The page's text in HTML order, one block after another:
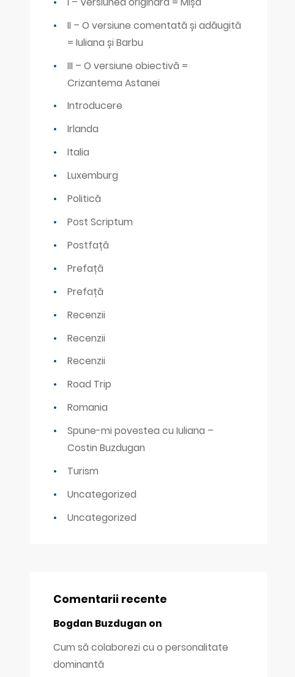
II – O versiune comentată și adăugită
= Iuliana și Barbu
III – O versiune obiectivă =
Crizantema Astanei
Introducere
Irlanda
Italia
Luxemburg
Politică
Post Scriptum
Postfață
Prefață
Prefață
Recenzii
Recenzii
Recenzii
Road Trip
Romania
Spune-mi povestea cu Iuliana –
Costin Buzdugan
Turism
Uncategorized
Uncategorized
Comentarii recente
Bogdan Buzdugan on
Cum să colaborezi cu o personalitate
dominantă